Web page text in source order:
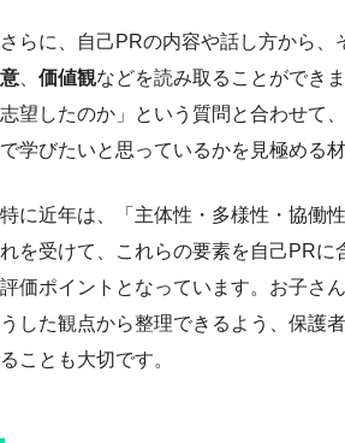
さらに、自己PRの内容や話し方から、
意
価値観などを読み取ることができ
志望したのか」という質問と合わせて
で学びたいと思っているかを見極める
特に近年は、「主体性・多様性・協働
れを受けて、これらの要素を自己PRに
評価ポイントとなっています。お子さ
うした観点から整理できるよう、保護
ることも大切です。